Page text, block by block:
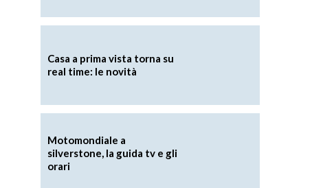
Casa a prima vista torna su
real time: le novità
Motomondiale a
silverstone, la guida tv e gli
orari